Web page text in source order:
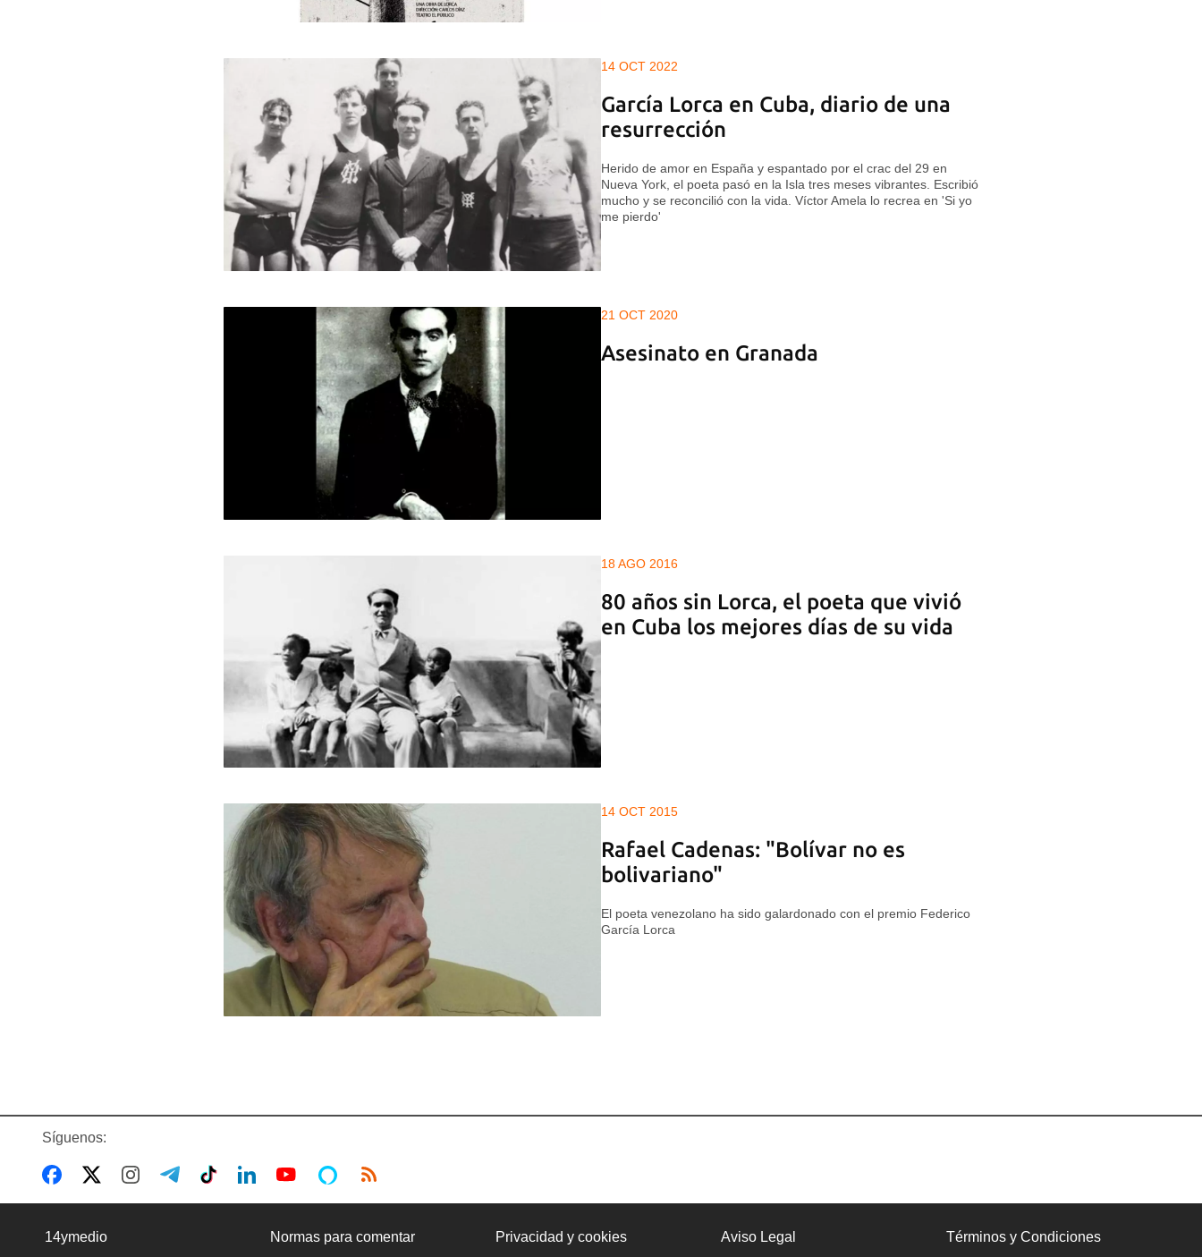
14 OCT 2022
García Lorca en Cuba, diario de una
resurrección
Herido de amor en España y espantado por el crac del 29 en
Nueva York, el poeta pasó en la Isla tres meses vibrantes. Escribió
mucho y se reconcilió con la vida. Víctor Amela lo recrea en 'Si yo
me pierdo'
21 OCT 2020
Asesinato en Granada
18 AGO 2016
80 años sin Lorca, el poeta que vivió
en Cuba los mejores días de su vida
14 OCT 2015
Rafael Cadenas: "Bolívar no es
bolivariano"
El poeta venezolano ha sido galardonado con el premio Federico
García Lorca
Síguenos:
14ymedio Normas para comentar Privacidad y cookies Aviso Legal Términos y Condiciones